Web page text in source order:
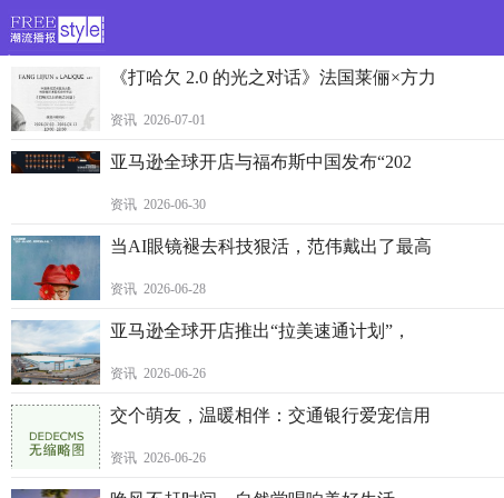
>
《打哈欠 2.0 的光之对话》法国莱俪×方力
资讯 2026-07-01
亚马逊全球开店与福布斯中国发布“202
资讯 2026-06-30
当AI眼镜褪去科技狠活，范伟戴出了最高
资讯 2026-06-28
亚马逊全球开店推出“拉美速通计划”，
资讯 2026-06-26
交个萌友，温暖相伴：交通银行爱宠信用
资讯 2026-06-26